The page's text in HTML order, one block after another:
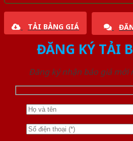
TẢI BẢNG GIÁ
ĐĂNG KÝ TẢI
Đăng ký nhận báo giá